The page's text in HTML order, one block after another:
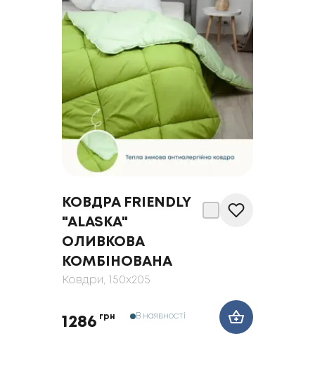
КОВДРА FRIENDLY
"ALASKA"
ОЛИВКОВА
КОМБІНОВАНА
Ковдри, 150x205
1286 грн В наявності